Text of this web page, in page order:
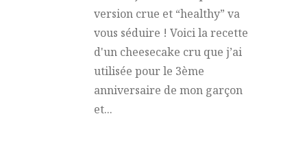
version crue et “healthy” va
vous séduire ! Voici la recette
d'un cheesecake cru que j’ai
utilisée pour le 3ème
anniversaire de mon garçon
et...